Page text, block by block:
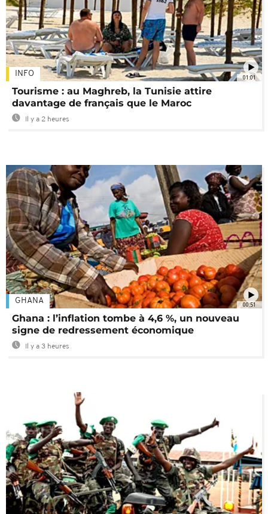
01:01
INFO
Tourisme : au Maghreb, la Tunisie attire
davantage de français que le Maroc
Il y a 2 heures
00:51
GHANA
Ghana : l’inflation tombe à 4,6 %, un nouveau
signe de redressement économique
Il y a 3 heures